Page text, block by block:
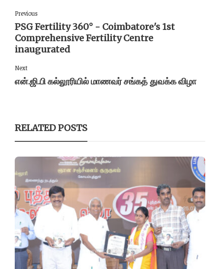
Previous
PSG Fertility 360° - Coimbatore's 1st
Comprehensive Fertility Centre
inaugurated
Next
என்.ஜி.பி கல்லூரியில் மாணவர் சங்கத் துவக்க விழா
RELATED POSTS